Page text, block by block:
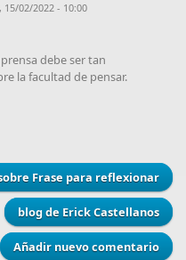
15/02/2022 - 10:00
debe ser tan
la facultad de pensar.
Frase para reflexionar
blog de Erick Castellanos
Añadir nuevo comentario